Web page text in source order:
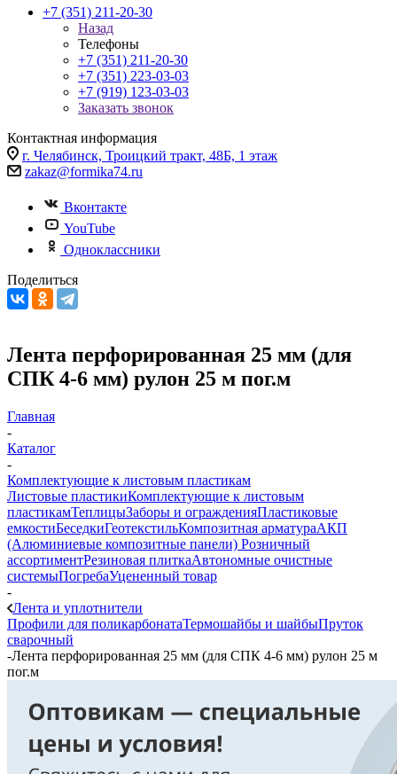
+7 (351) 211-20-30
Назад
Телефоны
+7 (351) 211-20-30
+7 (351) 223-03-03
+7 (919) 123-03-03
Заказать звонок
Контактная информация
г. Челябинск, Троицкий тракт, 48Б, 1 этаж
zakaz@formika74.ru
Вконтакте
YouTube
Одноклассники
Поделиться
Лента перфорированная 25 мм (для
СПК 4-6 мм) рулон 25 м пог.м
Главная
-
Каталог
-
Комплектующие к листовым пластикам
Листовые пластикиКомплектующие к листовым
пластикамТеплицыЗаборы и огражденияПластиковые
емкостиБеседкиГеотекстильКомпозитная арматураАКП
(Алюминиевые композитные панели) Розничный
ассортиментРезиновая плиткаАвтономные очистные
системыПогребаУцененный товар
-
Лента и уплотнители
Профили для поликарбонатаТермошайбы и шайбыПруток
сварочный
-Лента перфорированная 25 мм (для СПК 4-6 мм) рулон 25 м
пог.м